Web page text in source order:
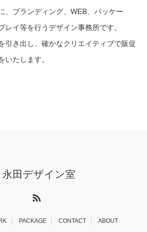
、ブランディング、WEB、パッケー
レイ等を行うデザイン事務所です。
引き出し、確かなクリエイティブで販促
いたします。
永田デザイン室
PACKAGE CONTACT ABOUT